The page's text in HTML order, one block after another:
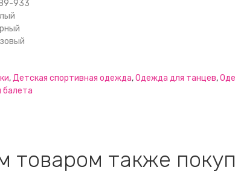
933
,Детская спортивная одежда,Одежда для танцев,
балета
товаром также